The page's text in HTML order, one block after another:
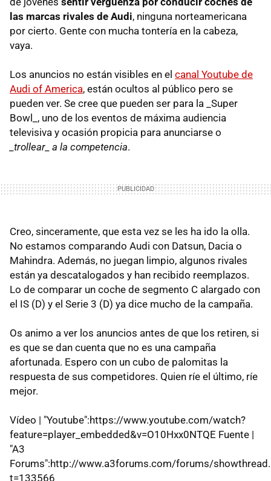
las marcas rivales de Audi, ninguna norteamericana
por cierto. Gente con mucha tontería en la cabeza,
vaya.
Los anuncios no están visibles en el canal Youtube de
Audi of America, están ocultos al público pero se
pueden ver. Se cree que pueden ser para la _Super
Bowl_, uno de los eventos de máxima audiencia
televisiva y ocasión propicia para anunciarse o
_trollear_ a la competencia.
Creo, sinceramente, que esta vez se les ha ido la olla.
No estamos comparando Audi con Datsun, Dacia o
Mahindra. Además, no juegan limpio, algunos rivales
están ya descatalogados y han recibido reemplazos.
Lo de comparar un coche de segmento C alargado con
el IS (D) y el Serie 3 (D) ya dice mucho de la campaña.
Os animo a ver los anuncios antes de que los retiren, si
es que se dan cuenta que no es una campaña
afortunada. Espero con un cubo de palomitas la
respuesta de sus competidores. Quien ríe el último, ríe
mejor.
Vídeo | "Youtube":https://www.youtube.com/watch?
feature=player_embedded&v=O10Hxx0NTQE Fuente |
"A3
Forums":http://www.a3forums.com/forums/
t=133566